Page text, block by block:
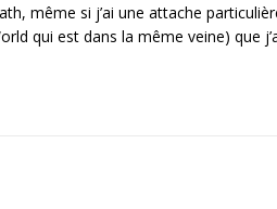
même si j’ai une attache
qui est dans la même veine) que